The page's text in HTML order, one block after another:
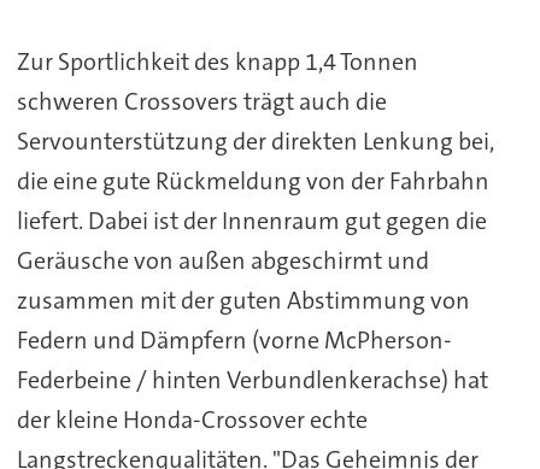
Zur Sportlichkeit des knapp 1,4 Tonnen
schweren Crossovers trägt auch die
Servounterstützung der direkten Lenkung bei,
die eine gute Rückmeldung von der Fahrbahn
liefert. Dabei ist der Innenraum gut gegen die
Geräusche von außen abgeschirmt und
zusammen mit der guten Abstimmung von
Federn und Dämpfern (vorne McPherson-
Federbeine / hinten Verbundlenkerachse) hat
der kleine Honda-Crossover echte
Langstreckenqualitäten. "Das Geheimnis der